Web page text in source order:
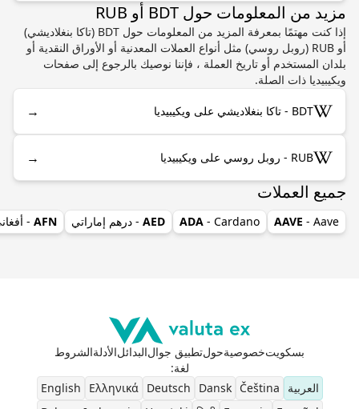
مزيد من المعلومات حول BDT أو RUB
إذا كنت مهتمًا بمعرفة المزيد من المعلومات حول BDT (تاكا بنغلاديشي)
أو RUB (روبل روسي) مثل أنواع العملات المعدنية أو الأوراق النقدية أو
بلدان المستخدم أو تاريخ العملة ، فإننا نوصيك بالرجوع إلى صفحات
ويكيبيديا ذات الصلة.
BDT - تاكا بنغلاديشي على ويكيبيديا →
RUB - روبل روسي على ويكيبيديا →
جميع العملات
AAVE - Aave
ADA - Cardano
AED - درهم إماراتي AFN
-
بسكويتخصوصيةحولتطبيق جوالالبدائلالأدلةالشروط
لغة:
العربية
Čeština
Dansk
Deutsch
Ελληνικά
English